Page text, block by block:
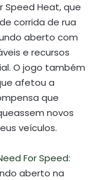
Speed Heat, que
corrida de rua
aberto com
e recursos
O jogo também
afetou a
que
novos
veículos.
For Speed:
aberto na